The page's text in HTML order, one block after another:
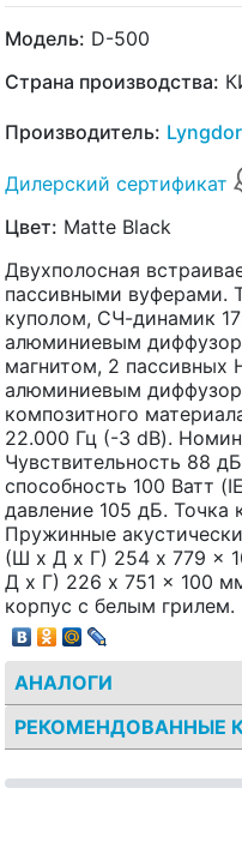
Модель: D-500
Страна производства:
Производитель:
Дилерский сертификат
Цвет: Matte Black
Двухполосная
пассивными вуферами.
куполом, СЧ-динамик
алюминиевым
магнитом, 2
алюминиевым
композитного
22.000 Гц (-3 dB).
Чувствительность 88
способность 100 Ватт
давление 105 дБ. Точка
Пружинные
(Ш x Д x Г) 254 x 779 x
Д x Г) 226 x 751 x 100
корпус с белым грилем.
АНАЛОГИ
РЕКОМЕНДОВАННЫЕ